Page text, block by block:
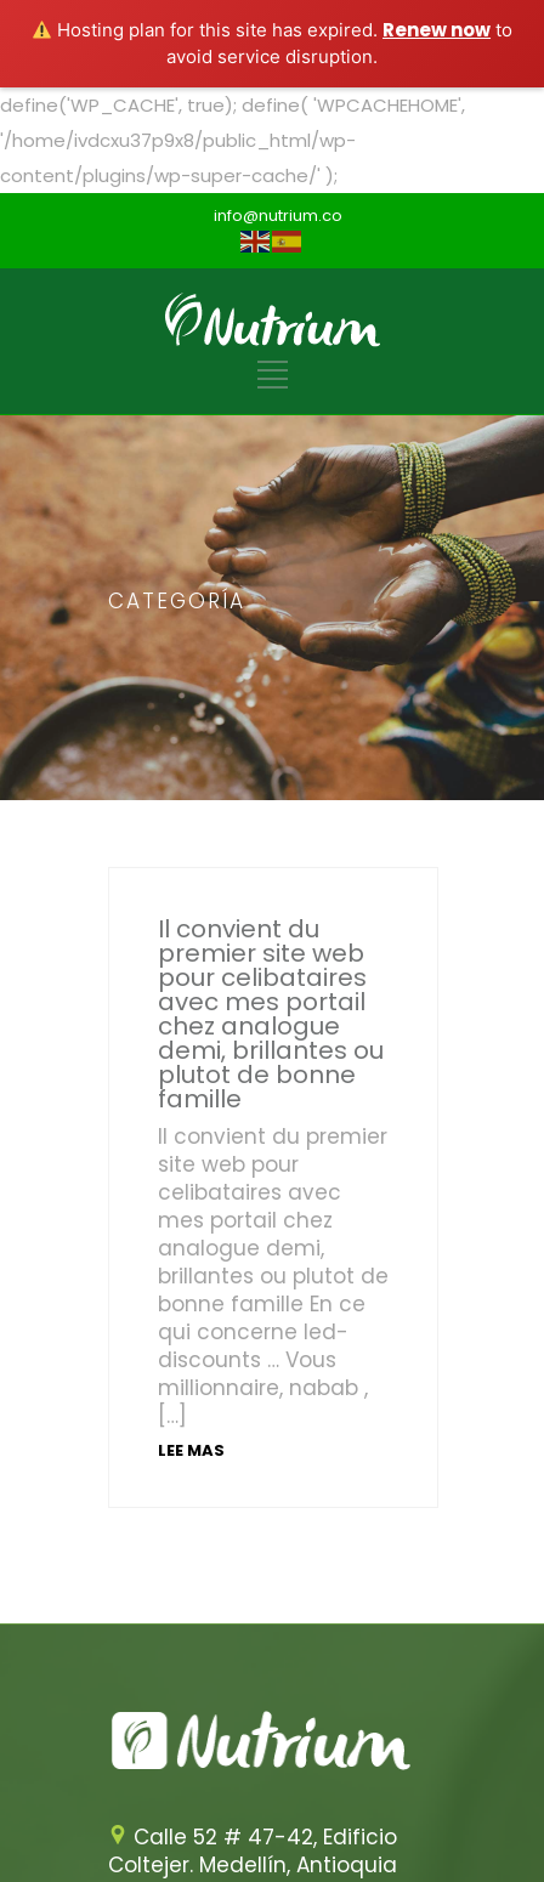
Hosting plan for this site has expired. Renew now to
avoid service disruption.
define('WP_CACHE', true); define( 'WPCACHEHOME',
'/home/ivdcxu37p9x8/public_html/wp-
content/plugins/wp-super-cache/' );
info@nutrium.co
CATEGORÍA
Il convient du
premier site web
pour celibataires
avec mes portail
chez analogue
demi, brillantes ou
plutot de bonne
famille
Il convient du premier
site web pour
celibataires avec
mes portail chez
analogue demi,
brillantes ou plutot de
bonne famille En ce
qui concerne led-
discounts … Vous
millionnaire, nabab ,
[…]
LEE MAS
Calle 52 # 47-42, Edificio
Coltejer. Medellín, Antioquia